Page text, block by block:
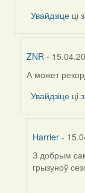
yaloУвайдзіце ці
ZNR -
In
reply
by
А может
Увайдзіце ці
Harrier-
In
reply
З добрым
грызуноў